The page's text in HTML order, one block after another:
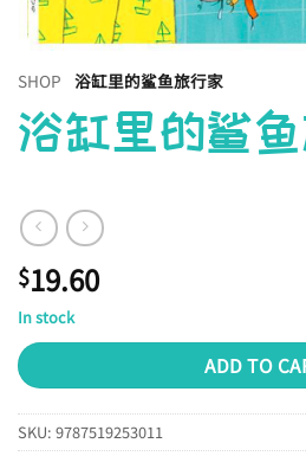
SHOP 浴缸里的鲨鱼旅行家
浴缸里的鲨
$19.60
In stock
ADD TO
SKU: 9787519253011